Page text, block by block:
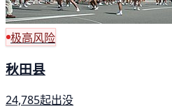
极高风险
秋田县
24,785起出没